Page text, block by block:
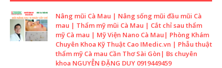
Nâng mũi Cà Mau | Nâng sống mũi đầu mũi Cà
mau | Thẩm mỹ mũi Cà Mau | Cắt chỉ sau thẩm
mỹ Cà mau | Mỹ Viện Nano Cà Mau| Phòng Khám
Chuyên Khoa Kỹ Thuật Cao IMedic.vn | Phẫu thuật
thẩm mỹ Cà mau Cần Thơ Sài Gòn| Bs chuyên
khoa NGUYỄN ĐẶNG DUY 0919449459